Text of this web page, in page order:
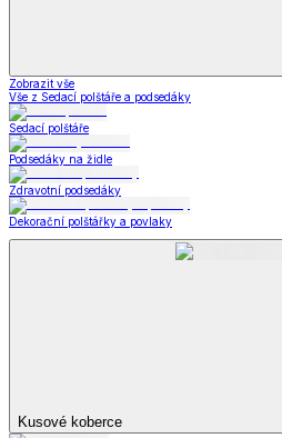
Zobrazit vše
Vše z Sedací polštáře a podsedáky
Sedací polštáře
Podsedáky na židle
Zdravotní podsedáky
Dekorační polštářky a povlaky
Kusové koberce